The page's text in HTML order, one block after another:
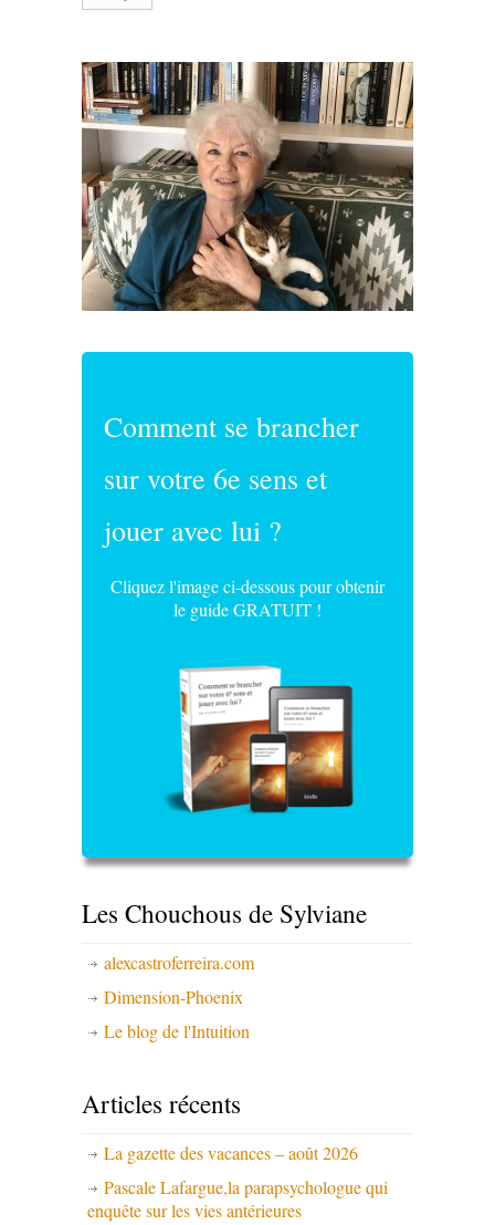
Comment se brancher
sur votre 6e sens et
jouer avec lui ?
Cliquez l'image ci-dessous pour obtenir
le guide GRATUIT !
Les Chouchous de Sylviane
alexcastroferreira.com
Dimension-Phoenix
Le blog de l'Intuition
Articles récents
La gazette des vacances – août 2026
Pascale Lafargue,la parapsychologue qui
enquête sur les vies antérieures